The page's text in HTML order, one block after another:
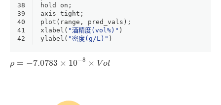
38
39
40
41
42
hold
on;
axis tight;
plot (range, pred_vals);
xlabel( "酒精度(vol%)" )
ylabel( "密度(g/L)" )
ρ = −7.0783 × 10−8 × Vol
7.0783 × − 8×V